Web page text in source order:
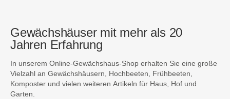
Gewächshäuser mit mehr als 20
Jahren Erfahrung
In unserem Online-Gewächshaus-Shop erhalten Sie eine große
Vielzahl an Gewächshäusern, Hochbeeten, Frühbeeten,
Komposter und vielen weiteren Artikeln für Haus, Hof und
Garten.